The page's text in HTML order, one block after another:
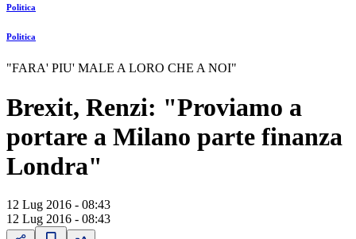
Politica
Politica
"FARA' PIU' MALE A LORO CHE A NOI"
Brexit, Renzi: "Proviamo a
portare a Milano parte finanza
Londra"
12 Lug 2016 - 08:43
12 Lug 2016 - 08:43